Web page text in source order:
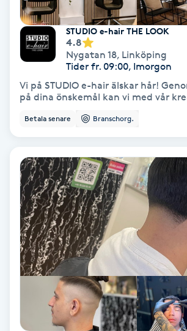
Headspa
Healing
Herrklippning
HIFU
Hollywood Peel
Hot Stone Massage
Hot yoga
Hudföryngring
Huduppstramning
STUDIO e-hair THE LOOK
4.8
Nygatan 18, Linköping
Tider fr. 09:00, Imorgon
Vi på STUDIO e-hair älskar hår!
på dina önskemål kan vi med vår
Betala senare Branschorg.